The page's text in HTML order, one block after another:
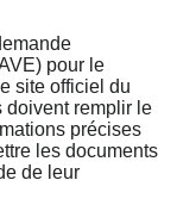
pour le
site officiel du
doivent remplir le
précises
les documents
de leur